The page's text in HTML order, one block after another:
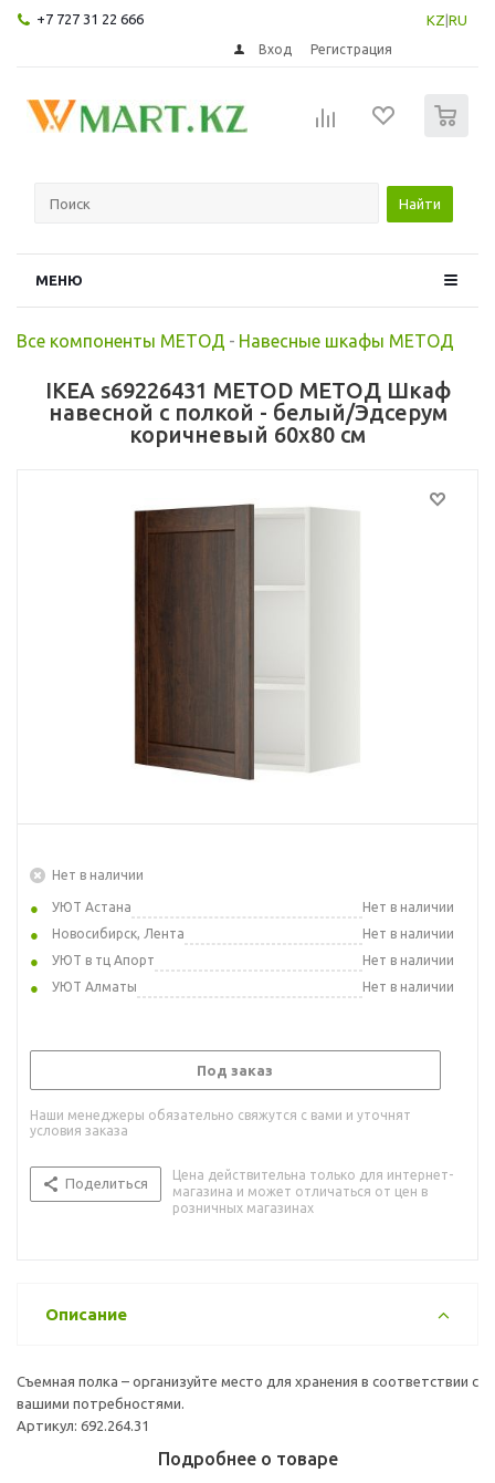
+7 727 31 22 666 KZ RU
Вход Регистрация
Найти
МЕНЮ
Все компоненты МЕТОД - Навесные шкафы МЕТОД
IKEA s69226431 METOD МЕТОД Шкаф
навесной с полкой - белый/Эдсерум
коричневый 60x80 см
Нет в наличии
УЮТ Астана
Нет в наличии
Новосибирск, Лента
Нет в наличии
УЮТ в тц Апорт
Нет в наличии
УЮТ Алматы
Нет в наличии
Под заказ
Наши менеджеры обязательно свяжутся с вами и уточнят
условия заказа
Поделиться
Цена действительна только для интернет-
магазина и может отличаться от цен в
розничных магазинах
Описание
Съемная полка – организуйте место для хранения в соответствии с
вашими потребностями.
Артикул: 692.264.31
Подробнее о товаре